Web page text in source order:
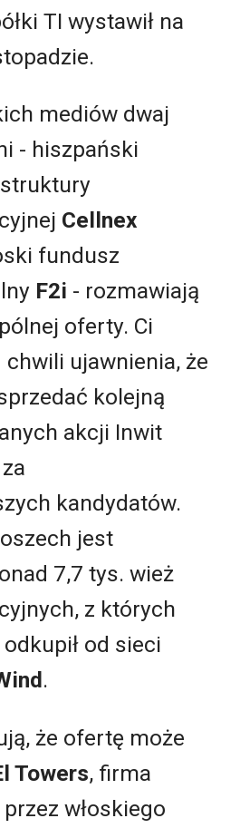
TI wystawił na
mediów dwaj
- hiszpański
Cellnex
fundusz
F2i - rozmawiają
oferty. Ci
ujawnienia, że
kolejną
akcji Inwit
kandydatów.
jest
7,7 tys. wież
z których
od sieci
.
że ofertę może
Towers, firma
włoskiego